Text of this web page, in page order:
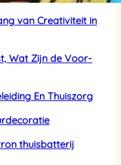
van Creativiteit in
Wat Zijn de Voor-
En Thuiszorg
thuisbatterij